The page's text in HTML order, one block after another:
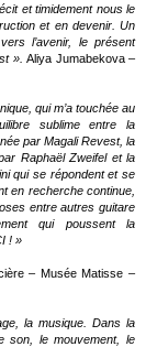
et timidement nous le
et en devenir. Un
l’avenir, le présent
». Aliya Jumabekova –
qui m’a touchée au
sublime entre la
par Magali Revest, la
Raphaël Zweifel et la
qui se répondent et se
en recherche continue,
entre autres guitare
qui poussent la
! »
– Musée Matisse –
la musique. Dans la
son, le mouvement, le